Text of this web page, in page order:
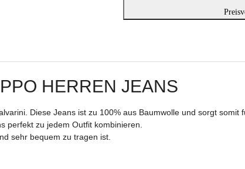
HERREN JEANS
Diese Jeans ist zu 100% aus Baumwolle und sorgt
perfekt zu jedem Outfit kombinieren.
sehr bequem zu tragen ist.